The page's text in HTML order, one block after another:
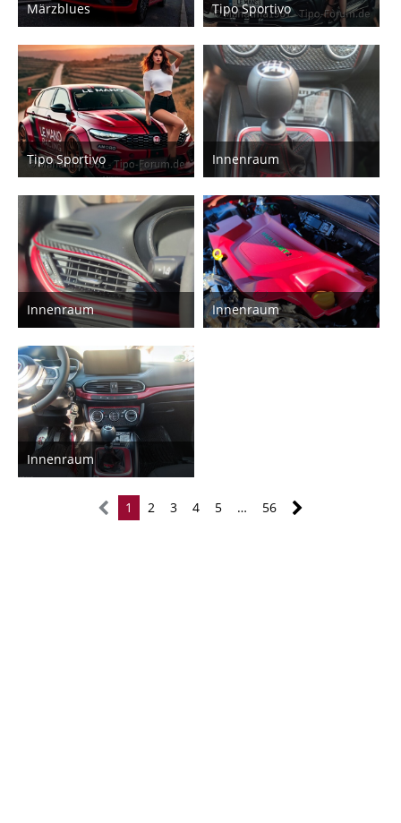
Märzblues
19. März 2025
6
Tipo Sportivo
17. März 2025
5
Tipo Sportivo
17. März 2025
3
Innenraum
4. Februar 2025
5
Innenraum
4. Februar 2025
5
Innenraum
4. Februar 2025
Innenraum
4. Februar 2025
5
1 2 3 4 5 … 56